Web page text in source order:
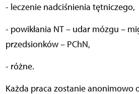
- leczenie nadciśnienia tętniczego,
- powikłania NT – udar mózgu –
przedsionków – PChN,
- różne.
Każda praca zostanie anonimowo